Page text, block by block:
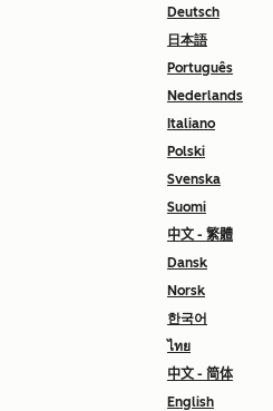
Deutsch
日本語
Português
Nederlands
Italiano
Polski
Svenska
Suomi
中文 - 繁體
Dansk
Norsk
한국어
ไทย
中文 - 简体
English